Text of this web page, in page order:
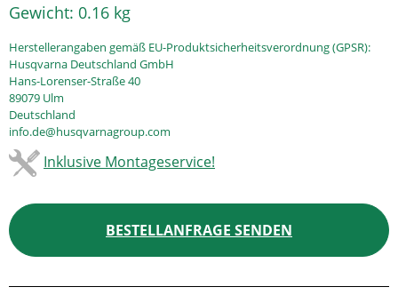
Gewicht: 0.16 kg
Herstellerangaben gemäß EU-Produktsicherheitsverordnung (GPSR):
Husqvarna Deutschland GmbH
Hans-Lorenser-Straße 40
89079 Ulm
Deutschland
info.de@husqvarnagroup.com
Inklusive Montageservice!
BESTELLANFRAGE SENDEN